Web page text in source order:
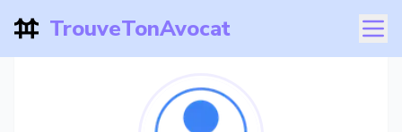
TrouveTonAvocat